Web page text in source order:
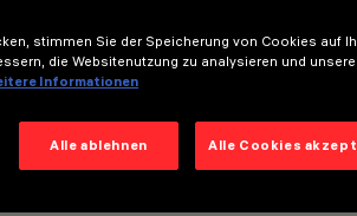
stimmen Sie der Speicherung von Cookies auf
die Websitenutzung zu analysieren und unsere
Informationen
Alle ablehnen Alle Cookies